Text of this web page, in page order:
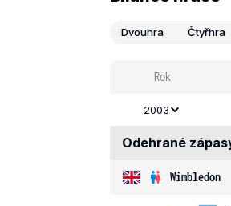
Dvouhra Čtyřhra
Rok
2003
Odehrané
Wimbledon